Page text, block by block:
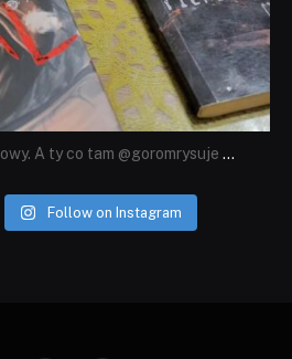
A ty co tam @goromrysuje ...
Follow on Instagram